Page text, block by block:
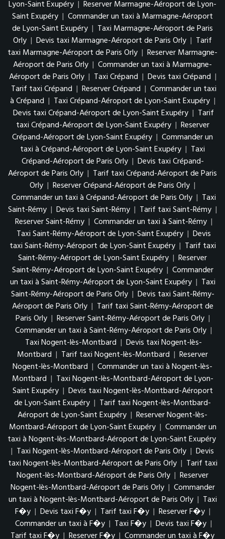
Lyon-Saint Exupéry | Reserver Marmagne-Aéroport de Lyon-
Saint Exupéry | Commander un taxi à Marmagne-Aéroport
de Lyon-Saint Exupéry | Taxi Marmagne-Aéroport de Paris
Orly | Devis taxi Marmagne-Aéroport de Paris Orly | Tarif
taxi Marmagne-Aéroport de Paris Orly | Reserver Marmagne-
Aéroport de Paris Orly | Commander un taxi à Marmagne-
Aéroport de Paris Orly | Taxi Crépand | Devis taxi Crépand |
Tarif taxi Crépand | Reserver Crépand | Commander un taxi
à Crépand | Taxi Crépand-Aéroport de Lyon-Saint Exupéry |
Devis taxi Crépand-Aéroport de Lyon-Saint Exupéry | Tarif
taxi Crépand-Aéroport de Lyon-Saint Exupéry | Reserver
Crépand-Aéroport de Lyon-Saint Exupéry | Commander un
taxi à Crépand-Aéroport de Lyon-Saint Exupéry | Taxi
Crépand-Aéroport de Paris Orly | Devis taxi Crépand-
Aéroport de Paris Orly | Tarif taxi Crépand-Aéroport de Paris
Orly | Reserver Crépand-Aéroport de Paris Orly |
Commander un taxi à Crépand-Aéroport de Paris Orly | Taxi
Saint-Rémy | Devis taxi Saint-Rémy | Tarif taxi Saint-Rémy |
Reserver Saint-Rémy | Commander un taxi à Saint-Rémy |
Taxi Saint-Rémy-Aéroport de Lyon-Saint Exupéry | Devis
taxi Saint-Rémy-Aéroport de Lyon-Saint Exupéry | Tarif taxi
Saint-Rémy-Aéroport de Lyon-Saint Exupéry | Reserver
Saint-Rémy-Aéroport de Lyon-Saint Exupéry | Commander
un taxi à Saint-Rémy-Aéroport de Lyon-Saint Exupéry | Taxi
Saint-Rémy-Aéroport de Paris Orly | Devis taxi Saint-Rémy-
Aéroport de Paris Orly | Tarif taxi Saint-Rémy-Aéroport de
Paris Orly | Reserver Saint-Rémy-Aéroport de Paris Orly |
Commander un taxi à Saint-Rémy-Aéroport de Paris Orly |
Taxi Nogent-lès-Montbard | Devis taxi Nogent-lès-
Montbard | Tarif taxi Nogent-lès-Montbard | Reserver
Nogent-lès-Montbard | Commander un taxi à Nogent-lès-
Montbard | Taxi Nogent-lès-Montbard-Aéroport de Lyon-
Saint Exupéry | Devis taxi Nogent-lès-Montbard-Aéroport
de Lyon-Saint Exupéry | Tarif taxi Nogent-lès-Montbard-
Aéroport de Lyon-Saint Exupéry | Reserver Nogent-lès-
Montbard-Aéroport de Lyon-Saint Exupéry | Commander un
taxi à Nogent-lès-Montbard-Aéroport de Lyon-Saint Exupéry
| Taxi Nogent-lès-Montbard-Aéroport de Paris Orly | Devis
taxi Nogent-lès-Montbard-Aéroport de Paris Orly | Tarif taxi
Nogent-lès-Montbard-Aéroport de Paris Orly | Reserver
Nogent-lès-Montbard-Aéroport de Paris Orly | Commander
un taxi à Nogent-lès-Montbard-Aéroport de Paris Orly | Taxi
F�y | Devis taxi F�y | Tarif taxi F�y | Reserver F�y |
Commander un taxi à F�y | Taxi F�y | Devis taxi F�y |
Tarif taxi F�y | Reserver F�y | Commander un taxi à F�y